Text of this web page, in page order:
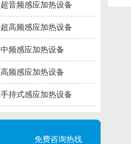
超音频感应加热设备
超高频感应加热设备
中频感应加热设备
高频感应加热设备
手持式感应加热设备
免费咨询热线